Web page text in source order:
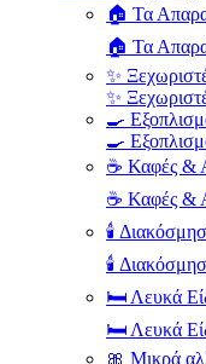
🏠 Τα
🏠 Τα
✨
✨
🍳
🍳
☕ Καφές &
☕ Καφές &
🕯️
🕯️
🛏️ Λευκά
🛏️ Λευκά
🎀 Μικρά